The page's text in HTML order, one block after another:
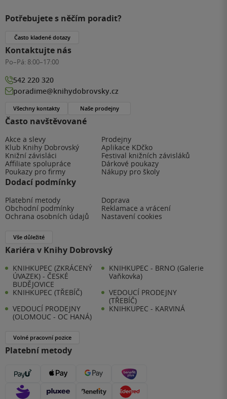
Často navštěvované
Akce a slevy
Prodejny
Klub Knihy Dobrovský
Aplikace KDčko
Knižní závisláci
Festival knižních závisláků
Affiliate spolupráce
Dárkové poukazy
Poukazy pro firmy
Nákupy pro školy
Dodací podmínky
Platební metody
Doprava
Obchodní podmínky
Reklamace a vrácení
Ochrana osobních údajů
Nastavení cookies
Vše důležité
Kariéra v Knihy Dobrovský
KNIHKUPEC (ZKRÁCENÝ
ÚVAZEK) - ČESKÉ
BUDĚJOVICE
KNIHKUPEC - BRNO (Galerie
Vaňkovka)
KNIHKUPEC (TŘEBÍČ)
VEDOUCÍ PRODEJNY
(TŘEBÍČ)
VEDOUCÍ PRODEJNY
(OLOMOUC - OC HANÁ)
KNIHKUPEC - KARVINÁ
Volné pracovní pozice
Platební metody
Potřebujete s něčím poradit?
Často kladené dotazy
Kontaktujte nás
Po–Pá: 8:00–17:00
542 220 320
poradime@knihydobrovsky.cz
Všechny kontakty Naše prodejny